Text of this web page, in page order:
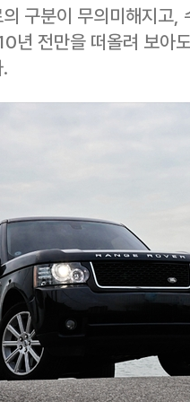
구분이 무의미해지고,
년 전만을 떠올려 보아